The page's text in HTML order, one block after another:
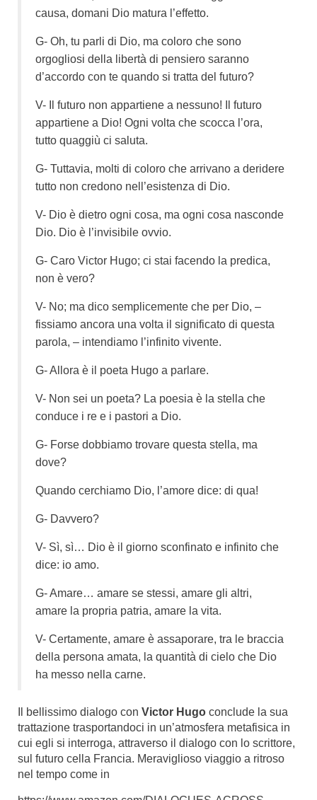
causa, domani Dio matura l’effetto.
G- Oh, tu parli di Dio, ma coloro che sono
orgogliosi della libertà di pensiero saranno
d’accordo con te quando si tratta del futuro?
V- Il futuro non appartiene a nessuno! Il futuro
appartiene a Dio! Ogni volta che scocca l’ora,
tutto quaggiù ci saluta.
G- Tuttavia, molti di coloro che arrivano a deridere
tutto non credono nell’esistenza di Dio.
V- Dio è dietro ogni cosa, ma ogni cosa nasconde
Dio. Dio è l’invisibile ovvio.
G- Caro Victor Hugo; ci stai facendo la predica,
non è vero?
V- No; ma dico semplicemente che per Dio, –
fissiamo ancora una volta il significato di questa
parola, – intendiamo l’infinito vivente.
G- Allora è il poeta Hugo a parlare.
V- Non sei un poeta? La poesia è la stella che
conduce i re e i pastori a Dio.
G- Forse dobbiamo trovare questa stella, ma
dove?
Quando cerchiamo Dio, l’amore dice: di qua!
G- Davvero?
V- Sì, sì… Dio è il giorno sconfinato e infinito che
dice: io amo.
G- Amare… amare se stessi, amare gli altri,
amare la propria patria, amare la vita.
V- Certamente, amare è assaporare, tra le braccia
della persona amata, la quantità di cielo che Dio
ha messo nella carne.
Il bellissimo dialogo con Victor Hugo conclude la sua
trattazione trasportandoci in un’atmosfera metafisica in
cui egli si interroga, attraverso il dialogo con lo scrittore,
sul futuro cella Francia. Meraviglioso viaggio a ritroso
nel tempo come in